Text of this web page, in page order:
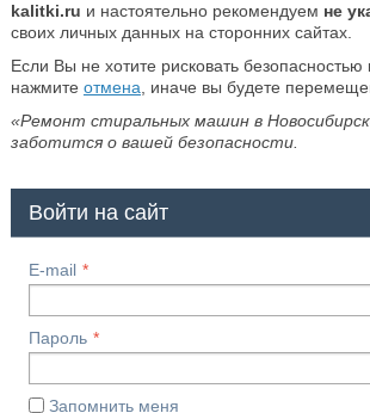
kalitki.ru и настоятельно рекомендуем не
своих личных данных на сторонних сайтах.
Если Вы не хотите рисковать безопасностью
нажмите отмена , иначе вы будете
«Ремонт стиральных машин в
заботится о вашей безопасности.
Войти на сайт
E-mail
Пароль
Запомнить меня